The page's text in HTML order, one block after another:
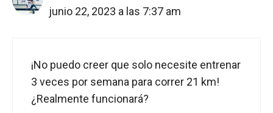
junio 22, 2023 a las 7:37 am
¡No puedo creer que solo necesite entrenar
3 veces por semana para correr 21 km!
¿Realmente funcionará?